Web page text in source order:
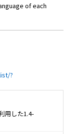
of each
?
用した1.4-